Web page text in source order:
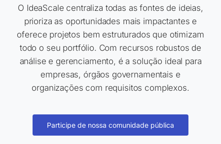
O IdeaScale centraliza todas as fontes de ideias,
prioriza as oportunidades mais impactantes e
oferece projetos bem estruturados que otimizam
todo o seu portfólio. Com recursos robustos de
análise e gerenciamento, é a solução ideal para
empresas, órgãos governamentais e
organizações com requisitos complexos.
Participe de nossa comunidade pública